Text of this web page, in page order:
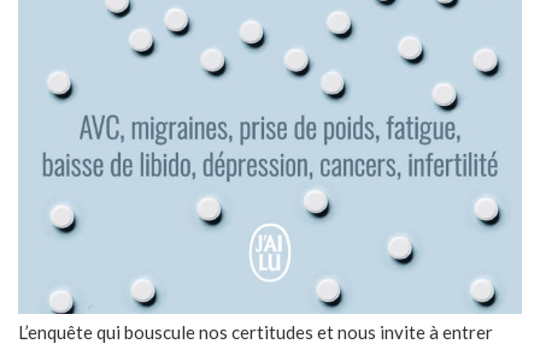
L’enquête qui bouscule nos certitudes et nous invite à entrer